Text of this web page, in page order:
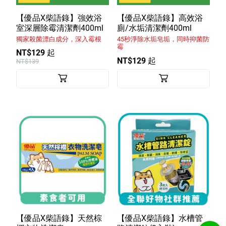
【優品X柴語錄】強效浴
室深層除霉清潔劑400ml
獨家殺菌漂白成分，深入霉根
NT$129 起
NT$139
【優品X柴語錄】高效浴
廁/水垢清潔劑400ml
45秒淨除水垢皂垢，同時抑菌防
霉
NT$129 起
【優品X柴語錄】天然棕
【優品X柴語錄】水槽管